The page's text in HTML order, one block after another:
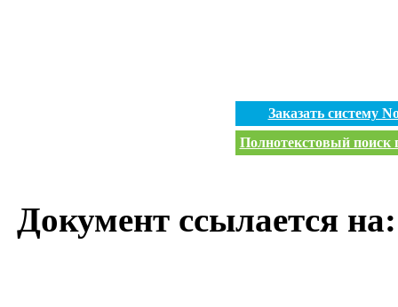
Заказать систему
Полнотекстовый поиск
Документ ссылается на: